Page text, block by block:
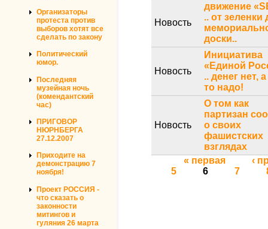
Организаторы
протеста против
выборов хотят все
сделать по закону
Политический
юмор.
Последняя
музейная ночь
(комендантский
час)
ПРИГОВОР
НЮРНБЕРГА
27.12.2007
Приходите на
демонстрацию 7
ноября!
Проект РОССИЯ -
что сказать о
законности
митингов и
гуляния 26 марта
Новость
движение
.. от зеленки
доски..
Новость
Инициатива
«Единой
.. денег нет,
то надо!
Новость
О том как
партизан
о своих
фашистских
взглядах
Страницы
« первая
‹
5
6 7